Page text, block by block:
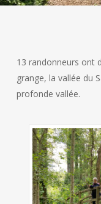
13 randonneurs ont
grange, la vallée du
profonde vallée.